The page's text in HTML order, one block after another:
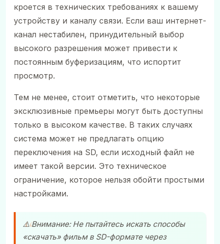
кроется в технических требованиях к вашему
устройству и каналу связи. Если ваш интернет-
канал нестабилен, принудительный выбор
высокого разрешения может привести к
постоянным буферизациям, что испортит
просмотр.
Тем не менее, стоит отметить, что некоторые
эксклюзивные премьеры могут быть доступны
только в высоком качестве. В таких случаях
система может не предлагать опцию
переключения на SD, если исходный файл не
имеет такой версии. Это техническое
ограничение, которое нельзя обойти простыми
настройками.
⚠️ Внимание: Не пытайтесь искать способы
«скачать» фильм в SD-формате через